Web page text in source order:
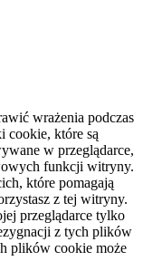
wrażenia podczas
cookie, które są
w przeglądarce,
funkcji witryny.
które pomagają
z tej witryny.
przeglądarce tylko
z tych plików
plików cookie może